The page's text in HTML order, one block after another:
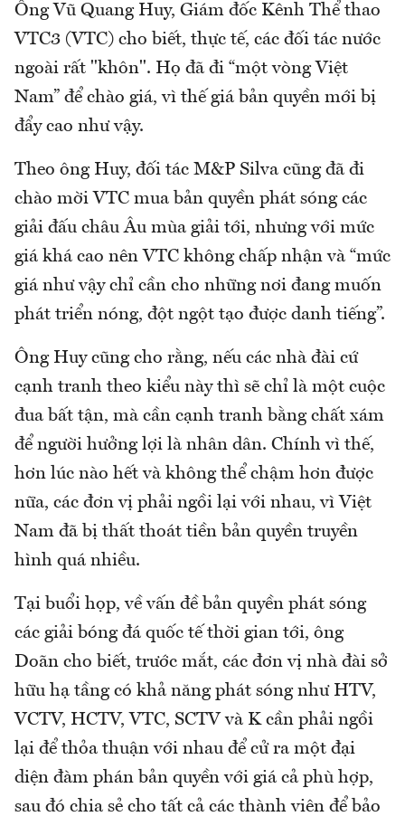
Ông Vũ Quang Huy, Giám đốc Kênh Thể thao
VTC3 (VTC) cho biết, thực tế, các đối tác nước
ngoài rất "khôn". Họ đã đi “một vòng Việt
Nam” để chào giá, vì thế giá bản quyền mới bị
đẩy cao như vậy.
Theo ông Huy, đối tác M&P Silva cũng đã đi
chào mời VTC mua bản quyền phát sóng các
giải đấu châu Âu mùa giải tới, nhưng với mức
giá khá cao nên VTC không chấp nhận và “mức
giá như vậy chỉ cần cho những nơi đang muốn
phát triển nóng, đột ngột tạo được danh tiếng”.
Ông Huy cũng cho rằng, nếu các nhà đài cứ
cạnh tranh theo kiểu này thì sẽ chỉ là một cuộc
đua bất tận, mà cần cạnh tranh bằng chất xám
để người hưởng lợi là nhân dân. Chính vì thế,
hơn lúc nào hết và không thể chậm hơn được
nữa, các đơn vị phải ngồi lại với nhau, vì Việt
Nam đã bị thất thoát tiền bản quyền truyền
hình quá nhiều.
Tại buổi họp, về vấn đề bản quyền phát sóng
các giải bóng đá quốc tế thời gian tới, ông
Doãn cho biết, trước mắt, các đơn vị nhà đài sở
hữu hạ tầng có khả năng phát sóng như HTV,
VCTV, HCTV, VTC, SCTV và K cần phải ngồi
lại để thỏa thuận với nhau để cử ra một đại
diện đàm phán bản quyền với giá cả phù hợp,
sau đó chia sẻ cho tất cả các thành viên để bảo